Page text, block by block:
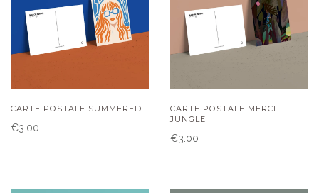
CARTE POSTALE SUMMERED
€3.00
CARTE POSTALE MERCI
JUNGLE
€3.00